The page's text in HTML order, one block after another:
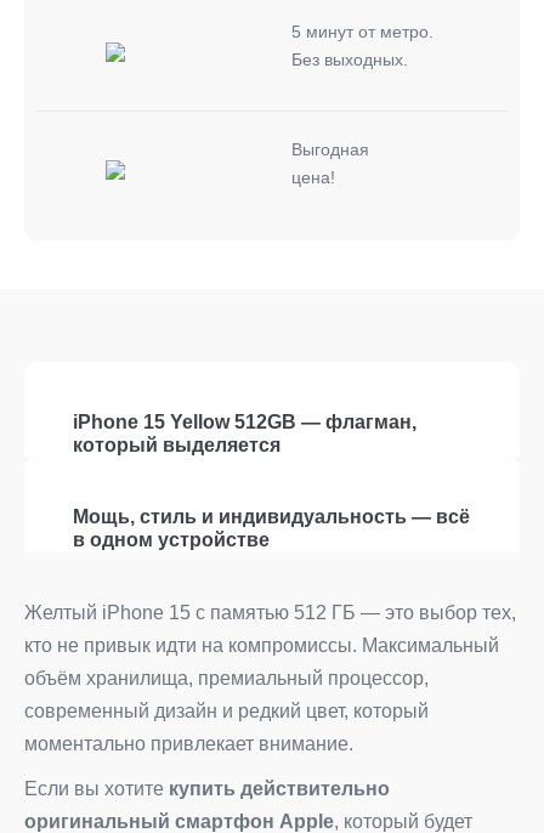
5 минут от метро.
Без выходных.
Выгодная
цена!
iPhone 15 Yellow 512GB — флагман,
который выделяется
Мощь, стиль и индивидуальность — всё
в одном устройстве
Желтый iPhone 15 с памятью 512 ГБ — это выбор тех,
кто не привык идти на компромиссы. Максимальный
объём хранилища, премиальный процессор,
современный дизайн и редкий цвет, который
моментально привлекает внимание.
Если вы хотите купить действительно
оригинальный смартфон Apple, который будет